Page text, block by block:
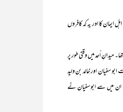
ایمان کا اور یہ کہ کافروں
اُحد میں وقتی طور پر
سفیان اور خالد بن ولید
ان میں سے ابوسفیان نے